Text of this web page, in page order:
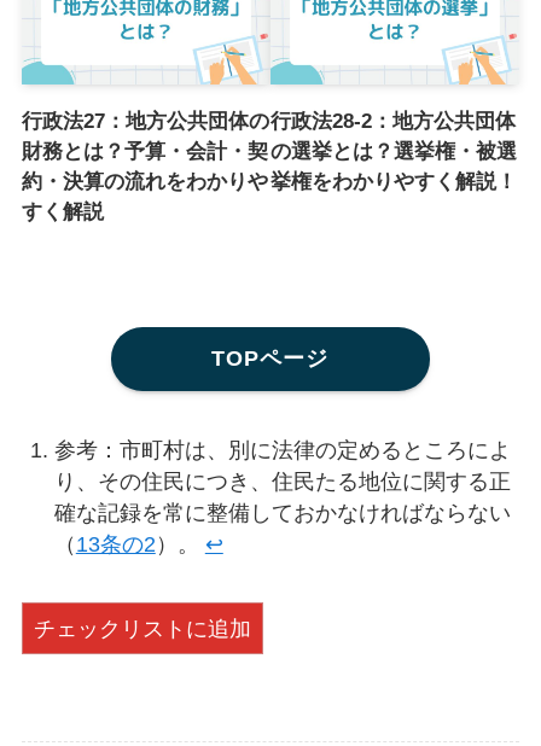
行政法27：地方公共団体の
財務とは？予算・会計・契
約・決算の流れをわかりや
すく解説
行政法28-2：地方公共団体
の選挙とは？選挙権・被選
挙権をわかりやすく解説！
TOPページ
参考：市町村は、別に法律の定めるところによ
り、その住民につき、住民たる地位に関する正
確な記録を常に整備しておかなければならない
（ 13条の2 ）。 ↩︎
チェックリストに追加